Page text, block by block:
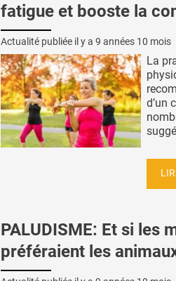
fatigue et booste la
Actualité publiée il y a 9 années 10 mois
La
d’un
PALUDISME: Et si les
préféraient les